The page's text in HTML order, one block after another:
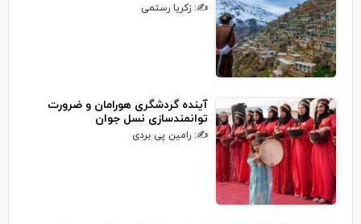
✍: زکریا رستمی
آینده گردشگری هورامان و ضرورت
توانمندسازی نسل جوان
✍: رامین پی بردی